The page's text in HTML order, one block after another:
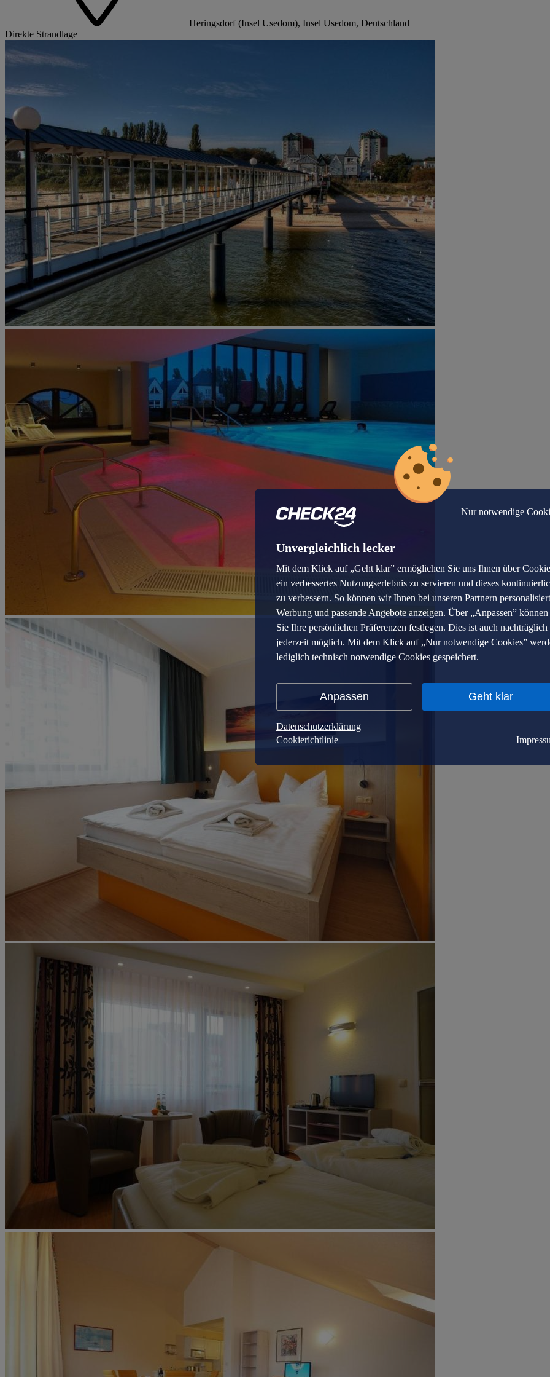
Nur notwendige
Unvergleichlich lecker
Mit dem Klick auf „Geht klar” ermöglichen Sie uns Ihnen über
ein verbessertes Nutzungserlebnis zu servieren und dieses
zu verbessern. So können wir Ihnen bei unseren Partnern
Werbung und passende Angebote anzeigen. Über „Anpassen” können
Sie Ihre persönlichen Präferenzen festlegen. Dies ist auch nachträglich
jederzeit möglich. Mit dem Klick auf „Nur notwendige Cookies”
lediglich technisch notwendige Cookies gespeichert.
Anpassen Geht klar
Datenschutzerklärung
Cookierichtlinie
Heringsdorf (Insel Usedom), Insel Usedom, Deutschland
Direkte Strandlage